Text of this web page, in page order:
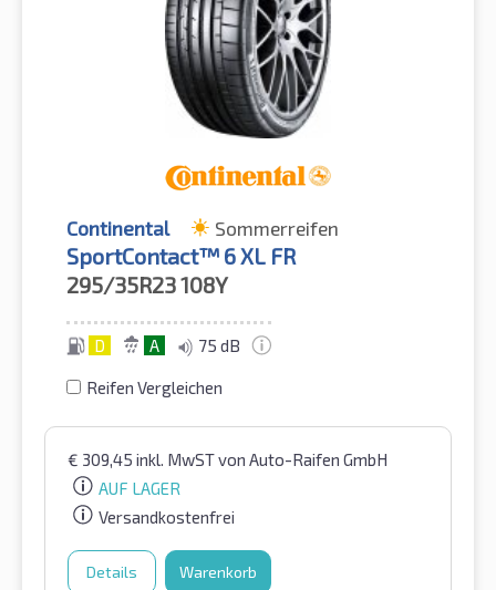
Continental Sommerreifen
SportContact™ 6 XL FR
295/35R23108Y
D A 75 dB
Reifen Vergleichen
€ 309,45 inkl. MwSTvon Auto-Raifen GmbH
AUF LAGER
Versandkostenfrei
Details Warenkorb